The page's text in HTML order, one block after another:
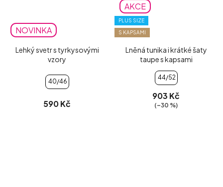
NOVINKA
Lehký svetr s tyrkysovými
vzory
40/46
590 Kč
AKCE
PLUS SIZE
S KAPSAMI
Lněná tunika i krátké šaty
taupe s kapsami
44/52
903 Kč
(–30 %)